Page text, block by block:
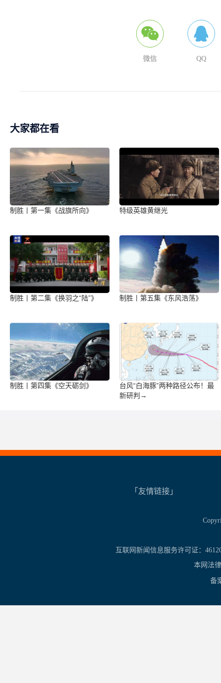
微信 QQ
大家都在看
制胜丨第一集《战旗所向》 特级英雄黄继光
制胜丨第二集《换羽之“陆”》 制胜丨第五集《东风浩荡》
制胜丨第四集《空天砺剑》
台风“白海豚”两种路径公布！最
新研判→
「友情链接」
互联网新闻信息服务许可证：
本网法
备